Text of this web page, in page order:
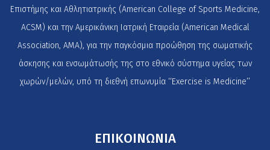
Επιστήμης και Αθλητιατρικής (American College of Sports Medicine,
ACSM) και την Αμερικάνικη Ιατρική Εταιρεία (American Medical
Association, AMA), για την παγκόσμια προώθηση της σωματικής
άσκησης και ενσωμάτωσής της στο εθνικό σύστημα υγείας των
χωρών/μελών, υπό τη διεθνή επωνυμία ‘‘Exercise is Medicine’’
ΕΠΙΚΟΙΝΩΝΙΑ